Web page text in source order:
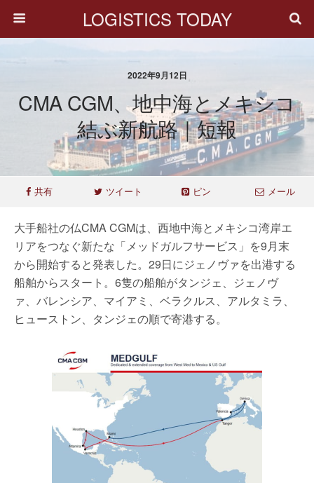
LOGISTICS TODAY
2022年9月12日
CMA CGM、地中海とメキシコ
結ぶ新航路｜短報
共有 ツイート ピン メール
大手船社の仏CMA CGMは、西地中海とメキシコ湾岸エ
リアをつなぐ新たな「メッドガルフサービス」を9月末
から開始すると発表した。29日にジェノヴァを出港する
船舶からスタート。6隻の船舶がタンジェ、ジェノヴ
ァ、バレンシア、マイアミ、ベラクルス、アルタミラ、
ヒューストン、タンジェの順で寄港する。